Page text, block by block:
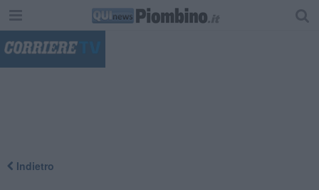
Indietro